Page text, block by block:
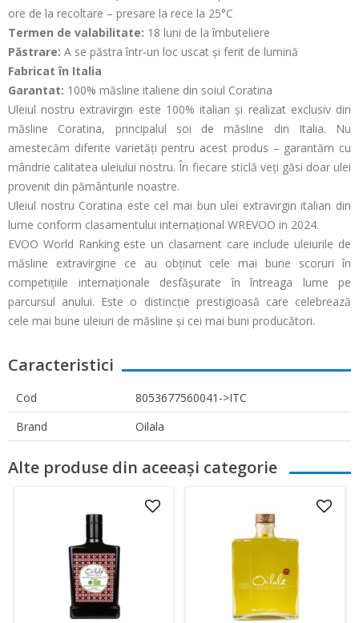
ore de la recoltare – presare la rece la 25°C
Termen de valabilitate: 18 luni de la îmbuteliere
Păstrare: A se păstra într-un loc uscat și ferit de lumină
Fabricat în Italia
Garantat: 100% măsline italiene din soiul Coratina
Uleiul nostru extravirgin este 100% italian și realizat exclusiv din
măsline Coratina, principalul soi de măsline din Italia. Nu
amestecăm diferite varietăți pentru acest produs – garantăm cu
mândrie calitatea uleiului nostru. În fiecare sticlă veți găsi doar ulei
provenit din pământurile noastre.
Uleiul nostru Coratina este cel mai bun ulei extravirgin italian din
lume conform clasamentului internațional WREVOO in 2024.
EVOO World Ranking este un clasament care include uleiurile de
măsline extravirgine ce au obținut cele mai bune scoruri în
competițiile internaționale desfășurate în întreaga lume pe
parcursul anului. Este o distincție prestigioasă care celebrează
cele mai bune uleiuri de măsline și cei mai buni producători.
Caracteristici
Cod
8053677560041->ITC
Brand
Oilala
Alte produse din aceeași categorie